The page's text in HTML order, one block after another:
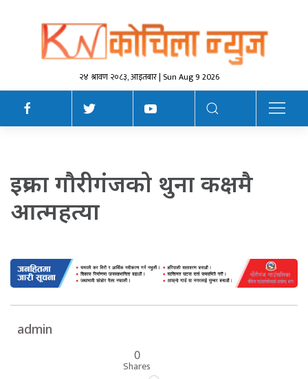
२४ श्रावण २०८३, आइतबार | Sun Aug 9 2026
इप्रका गौरीगंजको थुना कक्षमै
आत्महत्या
admin
0
Shares